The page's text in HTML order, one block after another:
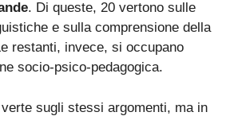
. Di queste, 20 vertono sulle
e sulla comprensione della
restanti, invece, si occupano
socio-psico-pedagogica.
sugli stessi argomenti, ma in